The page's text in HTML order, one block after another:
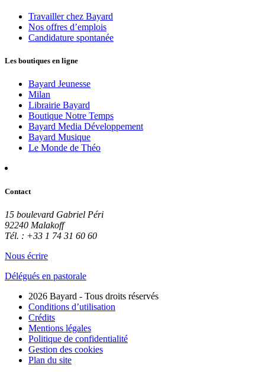
Travailler chez Bayard
Nos offres d’emplois
Candidature spontanée
Les boutiques en ligne
Bayard Jeunesse
Milan
Librairie Bayard
Boutique Notre Temps
Bayard Media Développement
Bayard Musique
Le Monde de Théo
Contact
15 boulevard Gabriel Péri
92240 Malakoff
Tél. : +33 1 74 31 60 60
Nous écrire
Délégués en pastorale
2026 Bayard - Tous droits réservés
Conditions d’utilisation
Crédits
Mentions légales
Politique de confidentialité
Gestion des cookies
Plan du site